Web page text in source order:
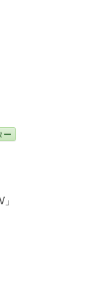
ー
」